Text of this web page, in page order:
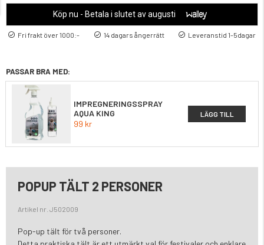
Köp nu - Betala i slutet av augusti
Fri frakt över 1000:- 14 dagars ångerrätt Leveranstid 1-5dagar
PASSAR BRA MED:
IMPREGNERINGSSPRAY
AQUA KING
99 kr
LÄGG TILL
POPUP TÄLT 2 PERSONER
Artikel nr. J502009
Pop-up tält för två personer.